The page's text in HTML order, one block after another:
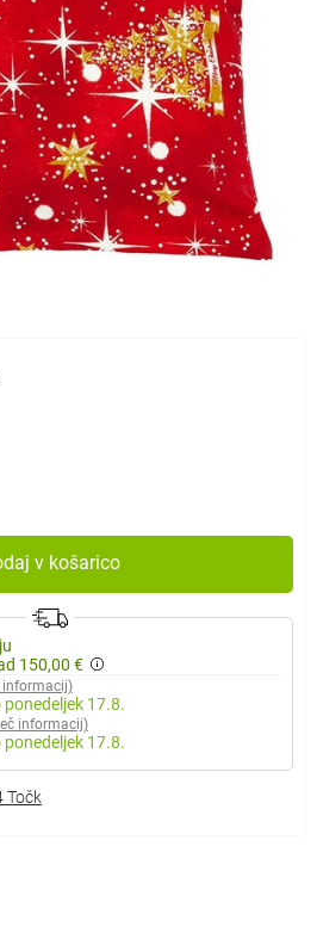
v košarico
150,00 €
informacij)
ponedeljek 17.8.
informacij)
ponedeljek 17.8.
Točk